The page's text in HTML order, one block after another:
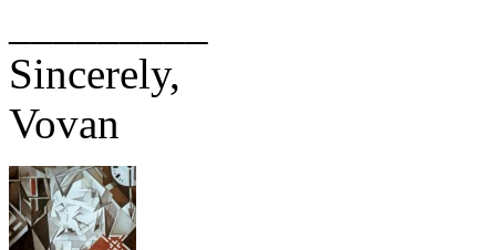
Sincerely,
Vovan